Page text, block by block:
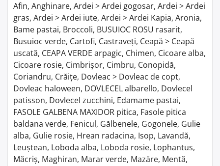
Afin, Anghinare, Ardei > Ardei gogosar, Ardei > Ardei
gras, Ardei > Ardei iute, Ardei > Ardei Kapia, Aronia,
Bame pastai, Broccoli, BUSUIOC ROSU rasarit,
Busuioc verde, Cartofi, Castraveți, Ceapă > Ceapă
uscată, CEAPA VERDE arpagic, Chimen, Cicoare alba,
Cicoare rosie, Cimbrișor, Cimbru, Conopidă,
Coriandru, Crăițe, Dovleac > Dovleac de copt,
Dovleac haloween, DOVLECEL albarello, Dovlecel
patisson, Dovlecel zucchini, Edamame pastai,
FASOLE GALBENA MAXIDOR pitica, Fasole pitica
baldana verde, Fenicul, Gălbenele, Gogonele, Gulie
alba, Gulie rosie, Hrean radacina, Isop, Lavandă,
Leuștean, Loboda alba, Loboda rosie, Lophantus,
Măcriș, Maghiran, Marar verde, Mazăre, Mentă,